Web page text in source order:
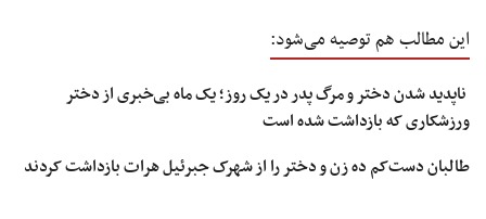
این مطالب هم توصیه می‌شود:
ناپدید شدن دختر و مرگ پدر در یک روز؛ یک ماه بی‌خبری از دختر
ورزشکاری که بازداشت شده است
طالبان دست‌کم ده زن و دختر را از شهرک جبرئیل هرات بازداشت کردند